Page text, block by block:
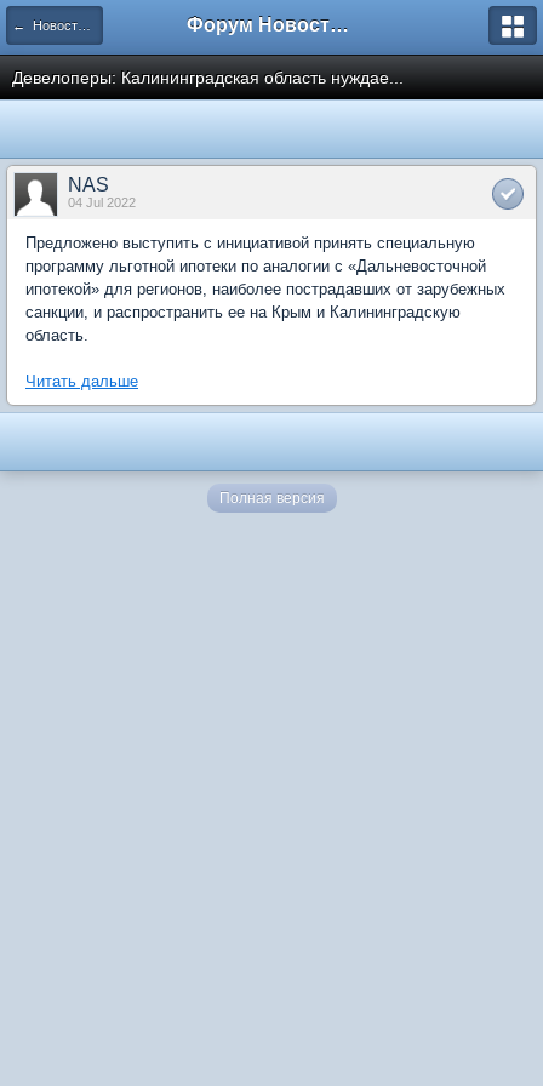
← Новости рынка недвижимости Форум Новостройки
Девелоперы: Калининградская область нуждае...
NAS
04 Jul 2022
Предложено выступить с инициативой принять специальную
программу льготной ипотеки по аналогии с «Дальневосточной
ипотекой» для регионов, наиболее пострадавших от зарубежных
санкции, и распространить ее на Крым и Калининградскую
область.
Читать дальше
Полная версия